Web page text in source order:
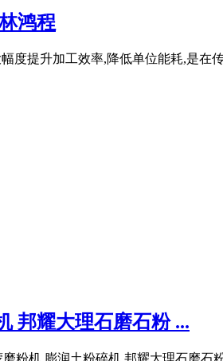
鸿程
度提升加工效率,降低单位能耗,是在
邦耀大理石磨石粉 ...
粉机 膨润土粉碎机 邦耀大理石磨